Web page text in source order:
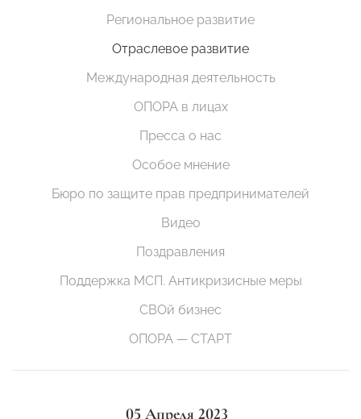
Региональное развитие
Отраслевое развитие
Международная деятельность
ОПОРА в лицах
Пресса о нас
Особое мнение
Бюро по защите прав предпринимателей
Видео
Поздравления
Поддержка МСП. Антикризисные меры
СВОй бизнес
ОПОРА — СТАРТ
05 Апреля 2023